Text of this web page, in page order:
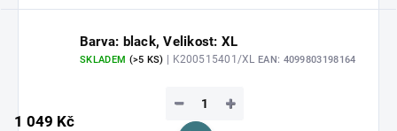
Barva: black, Velikost: XL
SKLADEM (>5 KS) | K200515401/XL EAN: 4099803198164
1 049 Kč
+
−